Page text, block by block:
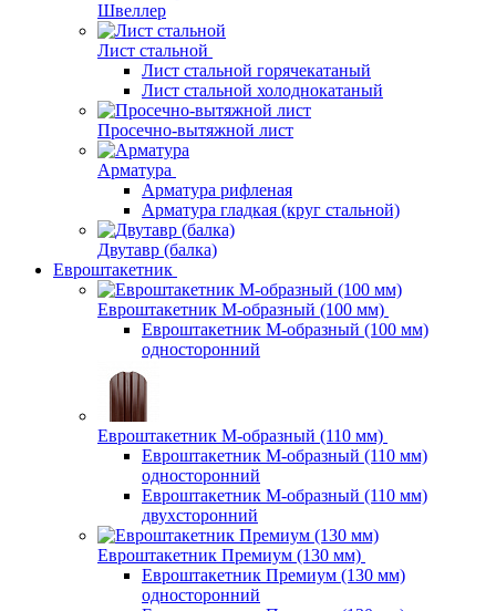
Швеллер
Лист стальной
Лист стальной горячекатаный
Лист стальной холоднокатаный
Просечно-вытяжной лист
Арматура
Арматура рифленая
Арматура гладкая (круг стальной)
Двутавр (балка)
Евроштакетник
Евроштакетник М-образный (100 мм)
Евроштакетник М-образный (100 мм)
односторонний
Евроштакетник М-образный (110 мм)
Евроштакетник М-образный (110 мм)
односторонний
Евроштакетник М-образный (110 мм)
двухсторонний
Евроштакетник Премиум (130 мм)
Евроштакетник Премиум (130 мм)
односторонний